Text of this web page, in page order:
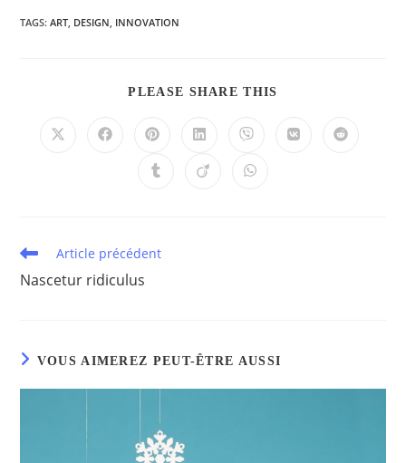
TAGS:ART DESIGN INNOVATION
PLEASE SHARE THIS
Article précédent
Nascetur ridiculus
VOUS AIMEREZ PEUT-ÊTRE AUSSI